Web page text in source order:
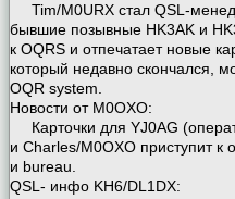
Tim/M0URX стал QSL-
бывшие позывные HK3AK и
к OQRS и отпечатает новые
который недавно скончался,
OQR system.
Новости от M0OXO:
Карточки для YJ0AG
и Charles/M0OXO приступит к
и bureau.
QSL- инфо KH6/DL1DX: